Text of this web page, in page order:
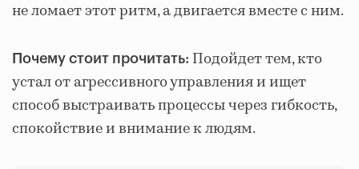
не ломает этот ритм, а двигается вместе с ним.
Почему стоит прочитать: Подойдет тем, кто
устал от агрессивного управления и ищет
способ выстраивать процессы через гибкость,
спокойствие и внимание к людям.